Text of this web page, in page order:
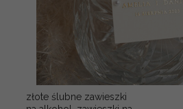
złote ślubne zawieszki